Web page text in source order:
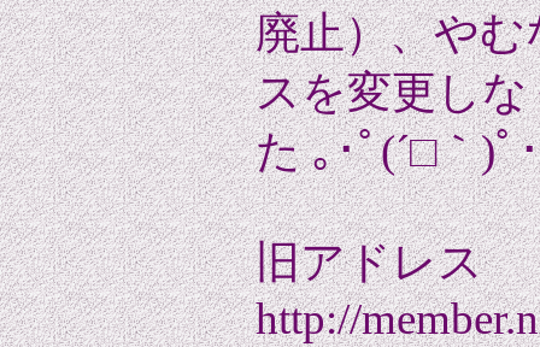
廃止）、や
スを変更し
た ｡･ﾟ(´□｀)ﾟ
旧アドレス
http://